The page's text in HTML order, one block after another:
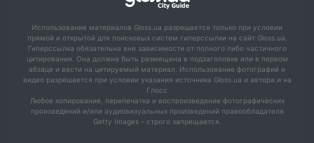
Использование материалов Gloss.ua разрешается только при условии
прямой и открытой для поисковых систем гиперссылки на сайт Gloss.ua.
Гиперссылка обязательна вне зависимости от полного либо частичного
цитирования. Она должна быть размещена в подзаголовке или в первом
абзаце и вести на цитируемый материал. Использование фотографий и
видео разрешается при условии указания источника Gloss.ua и автора.и на
Глосс
Любое копирование, перепечатка и воспроизведение фотографических
произведений и/или аудиовизуальных произведений правообладателя
Getty Images – строго запрещается.